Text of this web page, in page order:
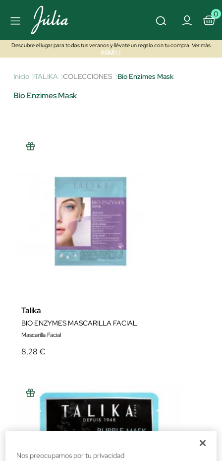
0
Descubre el lugar para todos tus veranos y llévate un regalo con tu compra. Ver más
AQUÍ>>
Inicio TALIKA COLECCIONES Bio Enzimes Mask
Bio Enzimes Mask
Talika
BIO ENZYMES MASCARILLA FACIAL
Mascarilla Facial
8,28 €
Nos preocupamos por tu privacidad